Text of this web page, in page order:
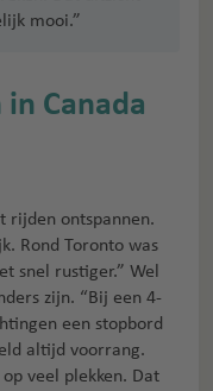
mooi.”
Canada
rijden ontspannen.
Rond Toronto was
snel rustiger.” Wel
zijn. “Bij een 4-
een stopbord
altijd voorrang.
veel plekken. Dat